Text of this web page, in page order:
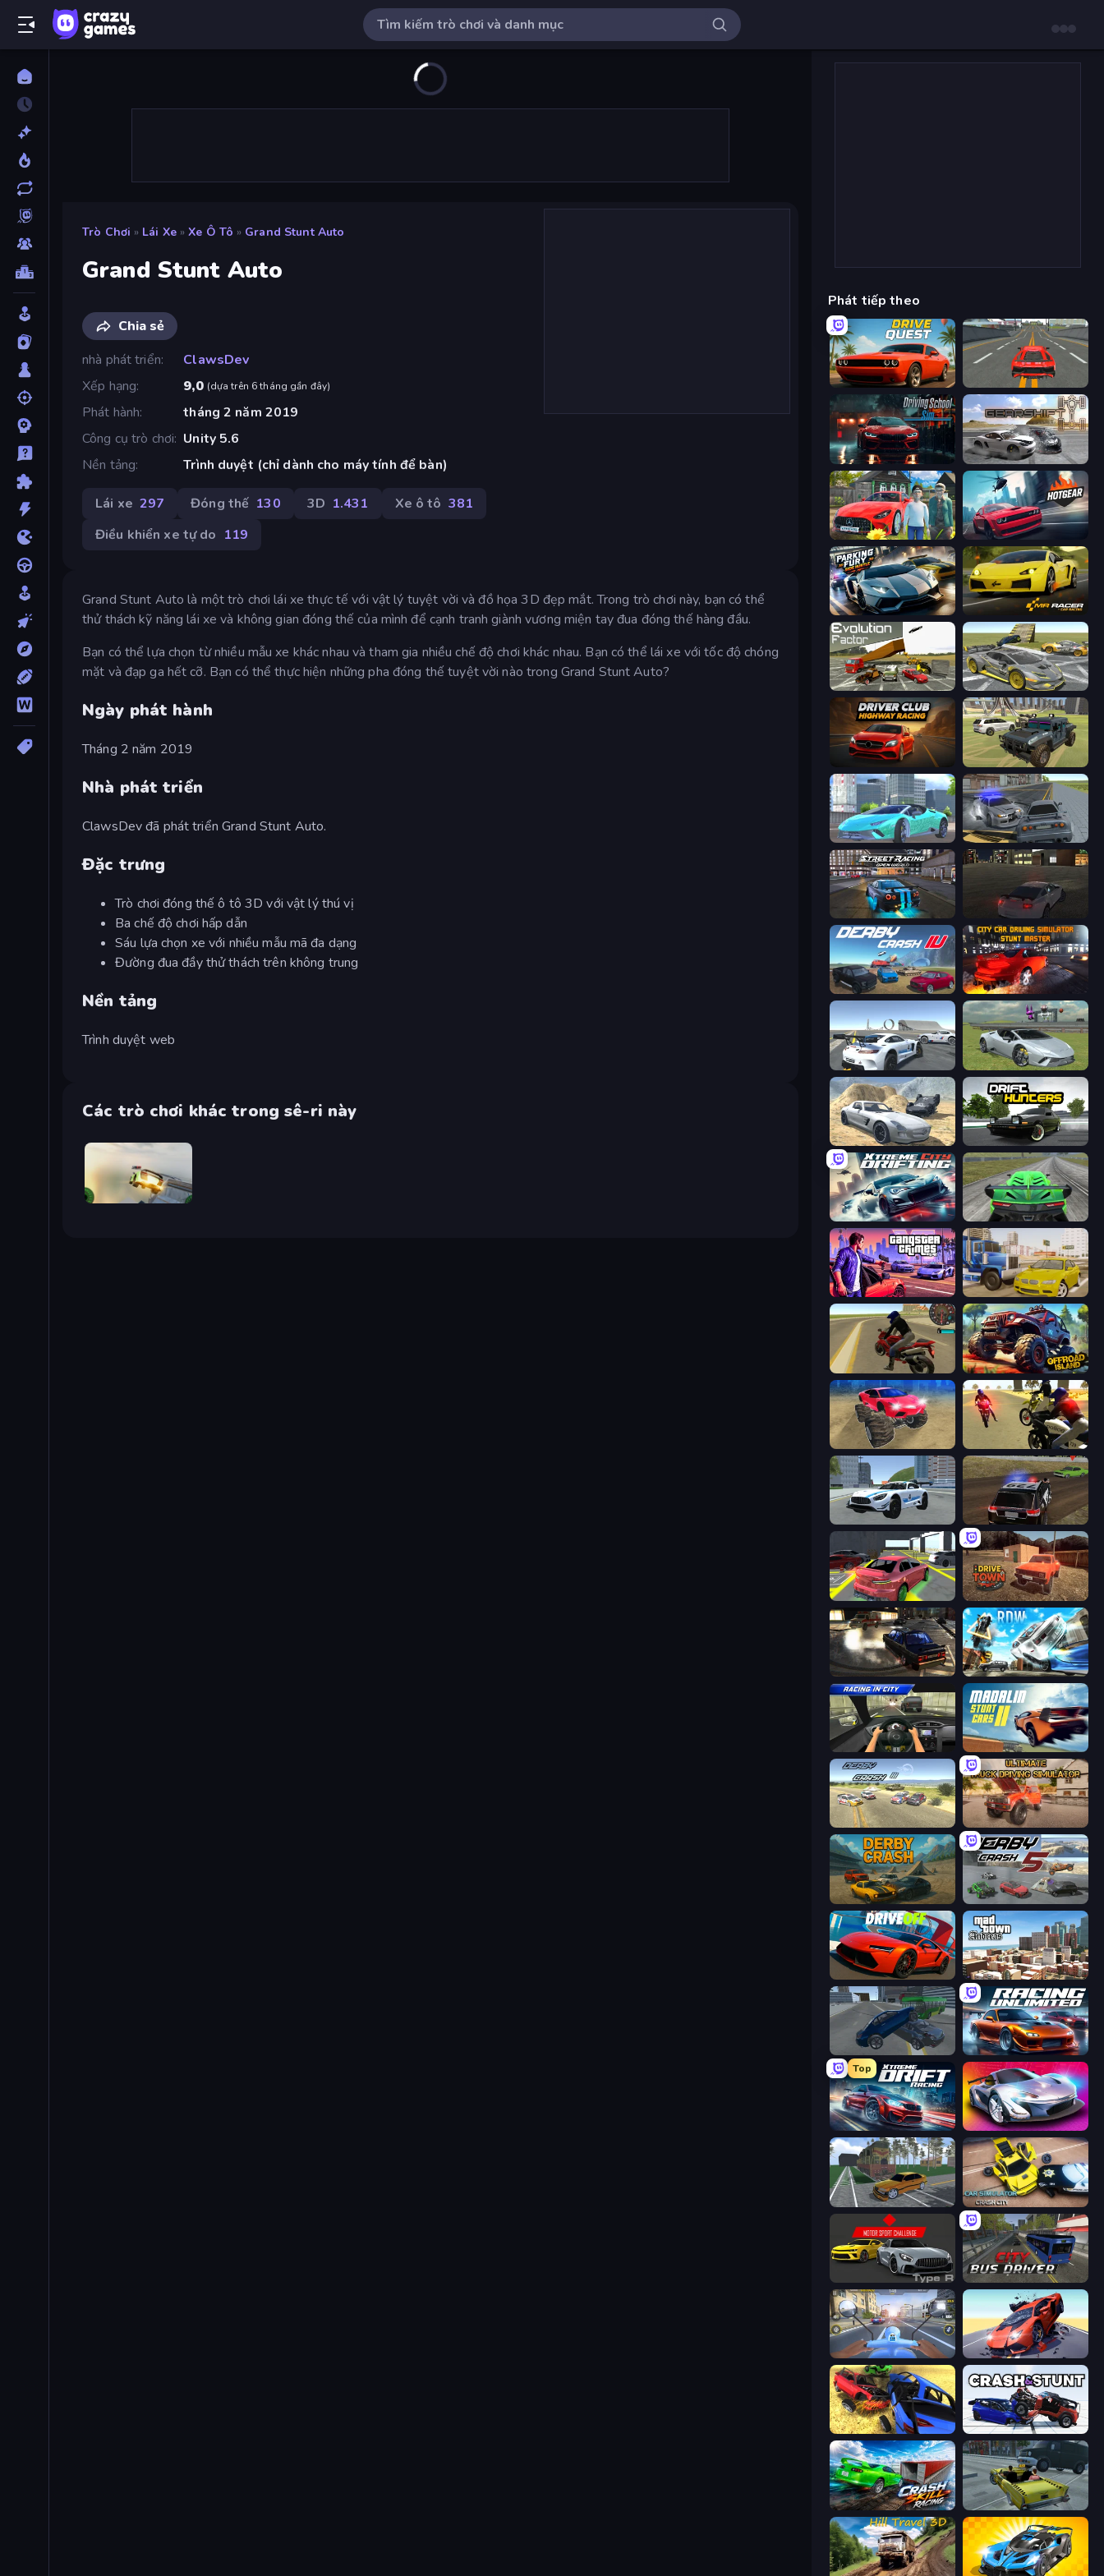
Trò Chơi » Lái Xe » Xe Ô Tô » Grand Stunt Auto
Grand Stunt Auto
Chia sẻ
nhà phát triển
ClawsDev
Xếp hạng
9,0 (dựa trên 6 tháng gần đây)
Phát hành
tháng 2 năm 2019
Công cụ trò chơi Unity 5.6
Nền tảng
Trình duyệt (chỉ dành cho máy tính để bàn)
Lái xe 297 Đóng thế 130 3D 1.431 Xe ô tô 381
Điều khiển xe tự do 119
Grand Stunt Auto là một trò chơi lái xe thực tế với vật lý tuyệt vời và đồ họa 3D đẹp mắt. Trong trò chơi này, bạn có thể
thử thách kỹ năng lái xe và không gian đóng thế của mình để cạnh tranh giành vương miện tay đua đóng thế hàng đầu.
Bạn có thể lựa chọn từ nhiều mẫu xe khác nhau và tham gia nhiều chế độ chơi khác nhau. Bạn có thể lái xe với tốc độ chóng
mặt và đạp ga hết cỡ. Bạn có thể thực hiện những pha đóng thế tuyệt vời nào trong Grand Stunt Auto?
Ngày phát hành
Tháng 2 năm 2019
Nhà phát triển
ClawsDev đã phát triển Grand Stunt Auto.
Đặc trưng
Trò chơi đóng thế ô tô 3D với vật lý thú vị
Ba chế độ chơi hấp dẫn
Sáu lựa chọn xe với nhiều mẫu mã đa dạng
Đường đua đầy thử thách trên không trung
Nền tảng
Trình duyệt web
Các trò chơi khác trong sê-ri này
Grand Stunt Auto 2
Phát tiếp theo
Drive Quest Modern Car Racing 2
Driving School Simulator Gearshift One
Speedboy: History with Grandfather Hotgear
Parking Fury 3D: Side Hustle Mr. Racer - Car Racing
Evolution Factor Wrong Way
Driver Club: Highway Racing 4x4 Offroader
Real City Driver RCC City Racing
Derby Crash 4
Sports Cars Driver
Derby Crash 2 Drift Hunters
Xtreme City Drifting Speed Racing Pro 2
Gangster Crimes Online 6: Mafia City Crazy Car Stunts
Moto Rider 3D Offroad Island
3D Moto Simulator 2
Crazy Stunt Cars 2 POLICE Chase Simulator
Garage Parking DriveTown
City Classic Car Driving: 131 Real Drift World
Racing in City Madalin Stunt Cars 2
Derby Crash 3 Ultimate Truck Driving Simulator 2020
Derby Crash Derby Crash 5
DriveOff Mad Town Andreas: Mafia Storie
Offroader V6 Racing Unlimited
Top
Xtreme DRIFT Racing Grand Cyber City
Obby: Car Crash Sandbox Car Simulator: Crash City
Motor Sport Challenge Type R City Bus Driver
Moto Racing Club Hyper Cars Ramp Crash
Car Crash Simulator Royale Crash & Stunt
Crash Skill Racing Freak Taxi Simulator